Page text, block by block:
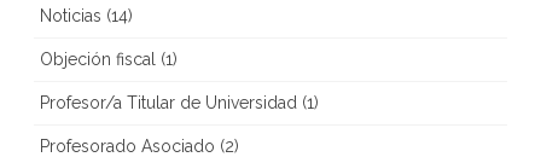
Noticias (14)
Objeción fiscal (1)
Profesor/a Titular de Universidad (1)
Profesorado Asociado (2)